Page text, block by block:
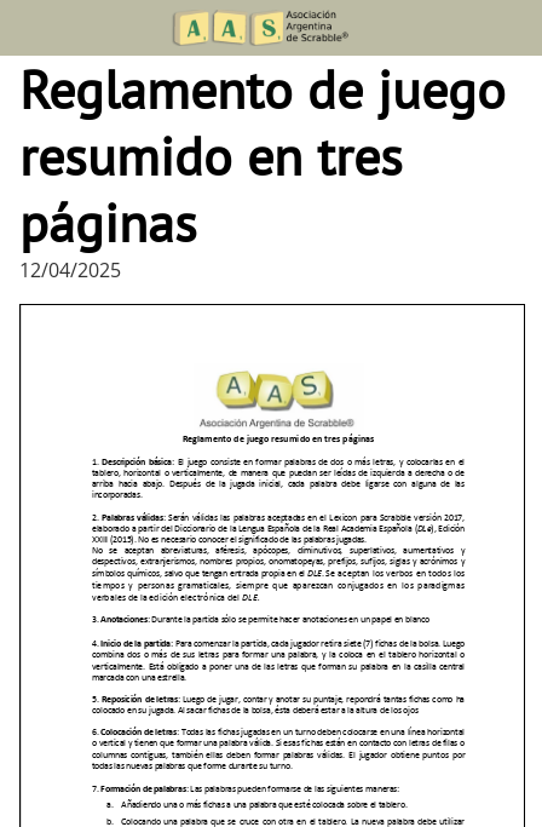
content
Reglamento de juego
resumido en tres
páginas
12/04/2025